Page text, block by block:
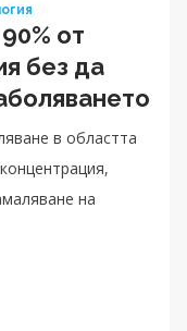
от
без да
в областта
на